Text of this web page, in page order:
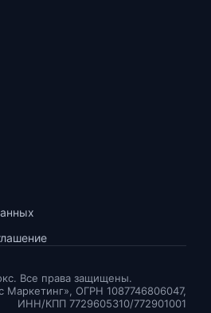
Все права защищены.
ОГРН 1087746806047,
ИНН/КПП 7729605310/772901001